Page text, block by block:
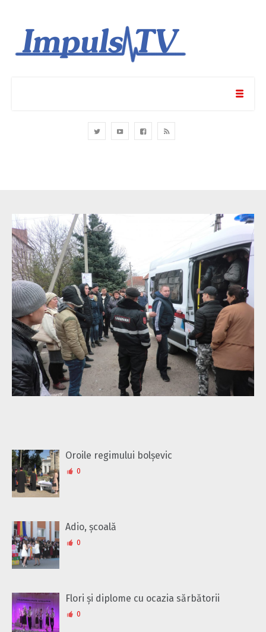
Oroile regimului bolșevic
0
Adio, școală
0
Flori și diplome cu ocazia sărbătorii
0